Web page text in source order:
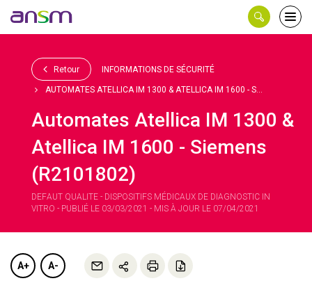
le
Retour INFORMATIONS DE SÉCURITÉ
AUTOMATES ATELLICA IM 1300 & ATELLICA IM 1600 - S...
Automates Atellica IM 1300 &
Atellica IM 1600 - Siemens
(R2101802)
DEFAUT QUALITE - DISPOSITIFS MÉDICAUX DE DIAGNOSTIC IN
VITRO - PUBLIÉ LE 03/03/2021 - MIS À JOUR LE 07/04/2021
A+ A-